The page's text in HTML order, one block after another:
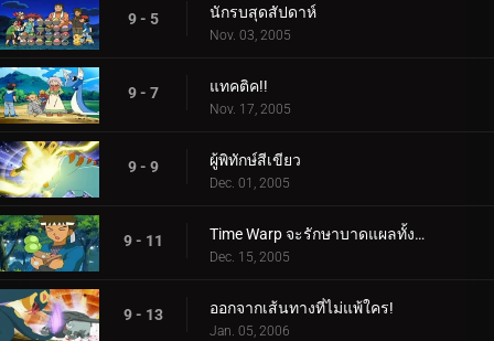
9 - 5 นักรบสุดสัปดาห์
Nov. 03, 2005
9 - 7 แทคติค!!
Nov. 17, 2005
9 - 9 ผู้พิทักษ์สีเขียว
Dec. 01, 2005
9 - 11 Time Warp จะรักษาบาดแผลทั้งหมด
Dec. 15, 2005
9 - 13 ออกจากเส้นทางที่ไม่แพ้ใคร!
Jan. 05, 2006